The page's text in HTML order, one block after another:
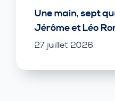
Une main, sept
Jérôme et Léo
27 juillet 2026